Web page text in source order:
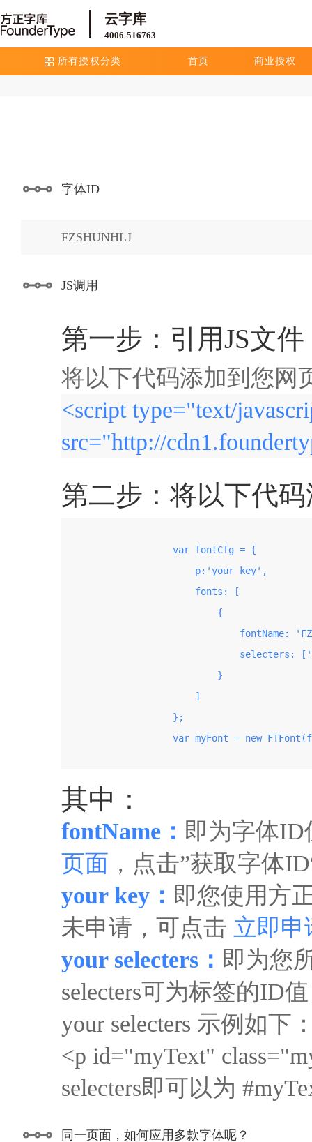
云字库
4006-516763
所有授权分类 首页 商业授权
字体ID
FZSHUNHLJ
JS调用
第一步：引用JS文件
将以下代码添加到您网
<script type="text/
src="http://
第二步：将以下代
                    var fontCfg = {
                        p:'your key',
                        fonts: [
                            {
fontName:
selecters:
                            }
                        ]
                    };
var myFont = new
其中：
fontName： 即为字体
页面 ，点击”获取字体
your key： 即您使用方
未申请，可点击 立即申
your selecters： 即为您
selecters可为标签的ID
your selecters 示例如下
<p id="myText"
selecters即可以为
同一页面，如何应用多款字体呢？